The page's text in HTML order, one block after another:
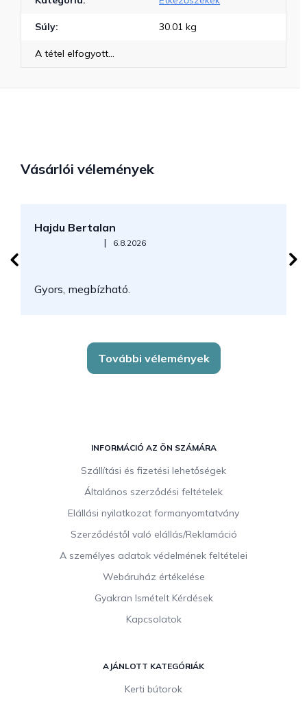
Súly: 30.01 kg
A tétel elfogyott…
Vásárlói vélemények
Hajdu Bertalan
Az áruház értékelése 5-ből 5 csillag.
| 6.8.2026
Gyors, megbízható.
További vélemények
INFORMÁCIÓ AZ ÖN SZÁMÁRA
Szállítási és fizetési lehetőségek
Általános szerződési feltételek
Elállási nyilatkozat formanyomtatvány
Szerződéstől való elállás/Reklamáció
A személyes adatok védelmének feltételei
Webáruház értékelése
Gyakran Ismételt Kérdések
Kapcsolatok
AJÁNLOTT KATEGÓRIÁK
Kerti bútorok